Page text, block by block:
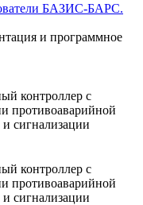
БАЗИС-БАРС.
и программное
контроллер с
сигнализации
контроллер с
сигнализации